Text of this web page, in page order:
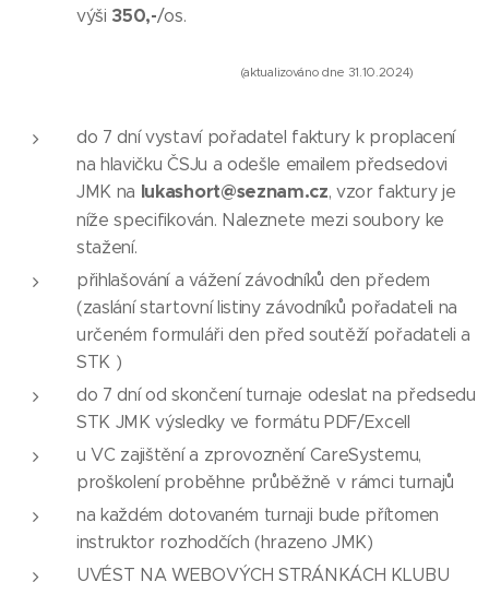
výši 350,-/os.
(aktualizováno dne 31.10.2024)
do 7 dní vystaví pořadatel faktury k proplacení
na hlavičku ČSJu a odešle emailem předsedovi
JMK na lukashort@seznam.cz, vzor faktury je
níže specifikován. Naleznete mezi soubory ke
stažení.
přihlašování a vážení závodníků den předem
(zaslání startovní listiny závodníků pořadateli na
určeném formuláři den před soutěží pořadateli a
STK )
do 7 dní od skončení turnaje odeslat na předsedu
STK JMK výsledky ve formátu PDF/Excell
u VC zajištění a zprovoznění CareSystemu,
proškolení proběhne průběžně v rámci turnajů
na každém dotovaném turnaji bude přítomen
instruktor rozhodčích (hrazeno JMK)
UVÉST NA WEBOVÝCH STRÁNKÁCH KLUBU